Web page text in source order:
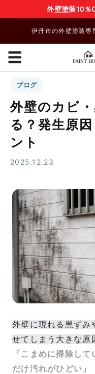
外壁塗装10
伊丹市の外壁塗装専
☰
ブログ
外壁のカビ
る？発生原
ント
2025.12.23
外壁に現れる黒ずみ
せてしまう大きな原
「こまめに掃除し
だけ汚れがひどい」